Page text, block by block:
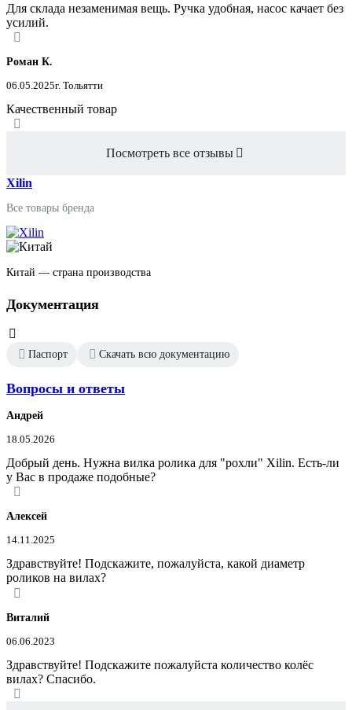
Для склада незаменимая вещь. Ручка удобная, насос качает без
усилий.
Роман К.
06.05.2025г. Тольятти
Качественный товар
Посмотреть все отзывы
Xilin
Все товары бренда
Китай — страна производства
Документация
Паспорт Скачать всю документацию
Вопросы и ответы
Андрей
18.05.2026
Добрый день. Нужна вилка ролика для "рохли" Xilin. Есть-ли
у Вас в продаже подобные?
Алексей
14.11.2025
Здравствуйте! Подскажите, пожалуйста, какой диаметр
роликов на вилах?
Виталий
06.06.2023
Здравствуйте! Подскажите пожалуйста количество колёс
вилах? Спасибо.